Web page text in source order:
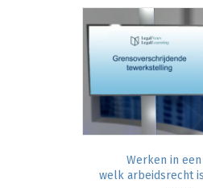
Werken in
welk arbeidsrecht